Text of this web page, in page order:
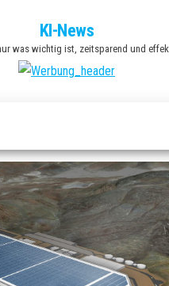
KI-News
was wichtig ist, zeitsparend und